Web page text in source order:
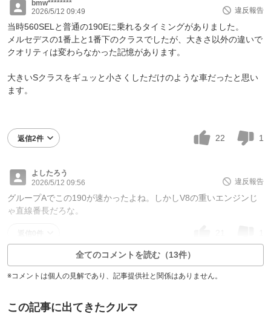
bmw********
2026/5/12 09:49
違反報告
当時560SELと普通の190Eに乗れるタイミングがありました。
メルセデスの1番上と1番下のクラスでしたが、大きさ以外の違いで
クオリティは変わらなかった記憶があります。
大きいSクラスをギュッと小さくしただけのような車だったと思い
ます。
返信2件 22 1
よしたろう
2026/5/12 09:56
違反報告
グループAでこの190が速かったよね。しかしV8の重いエンジンじ
ゃ直線番長だろな。
全てのコメントを読む（13件）
※コメントは個人の見解であり、記事提供社と関係はありません。
この記事に出てきたクルマ